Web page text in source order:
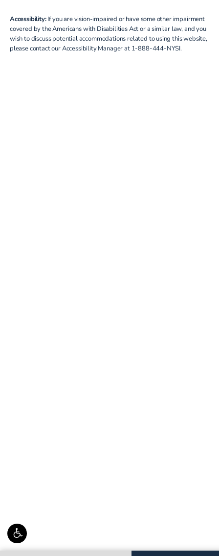
Accessibility:If you are vision-impaired or have some other impairment
covered by the Americans with Disabilities Act or a similar law, and you
wish to discuss potential accommodations related to using this website,
please contact our Accessibility Manager at 1-888-444-NYSI.